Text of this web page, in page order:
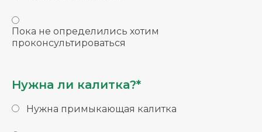
Пока не определились хотим
проконсультироваться
Нужна ли калитка?*
Нужна примыкающая калитка